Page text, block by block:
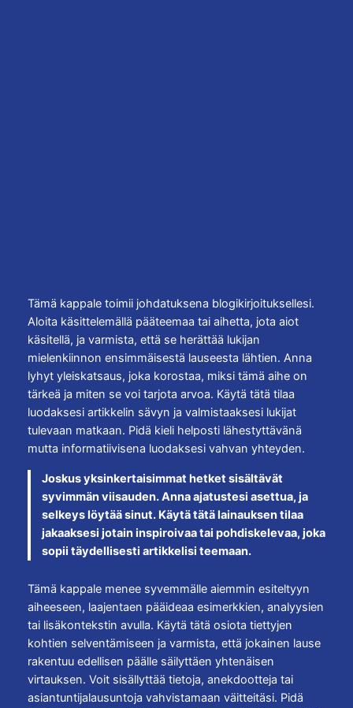
Tämä kappale toimii johdatuksena blogikirjoituksellesi.
Aloita käsittelemällä pääteemaa tai aihetta, jota aiot
käsitellä, ja varmista, että se herättää lukijan
mielenkiinnon ensimmäisestä lauseesta lähtien. Anna
lyhyt yleiskatsaus, joka korostaa, miksi tämä aihe on
tärkeä ja miten se voi tarjota arvoa. Käytä tätä tilaa
luodaksesi artikkelin sävyn ja valmistaaksesi lukijat
tulevaan matkaan. Pidä kieli helposti lähestyttävänä
mutta informatiivisena luodaksesi vahvan yhteyden.
Joskus yksinkertaisimmat hetket sisältävät
syvimmän viisauden. Anna ajatustesi asettua, ja
selkeys löytää sinut. Käytä tätä lainauksen tilaa
jakaaksesi jotain inspiroivaa tai pohdiskelevaa, joka
sopii täydellisesti artikkelisi teemaan.
Tämä kappale menee syvemmälle aiemmin esiteltyyn
aiheeseen, laajentaen pääideaa esimerkkien, analyysien
tai lisäkontekstin avulla. Käytä tätä osiota tiettyjen
kohtien selventämiseen ja varmista, että jokainen lause
rakentuu edellisen päälle säilyttäen yhtenäisen
virtauksen. Voit sisällyttää tietoja, anekdootteja tai
asiantuntijalausuntoja vahvistamaan väitteitäsi. Pidä